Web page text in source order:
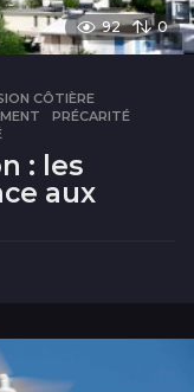
92 0
CÔTIÈRE
,PRÉCARITÉ
: les
aux